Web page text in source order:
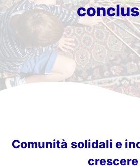
Comunità solidali e
crescere